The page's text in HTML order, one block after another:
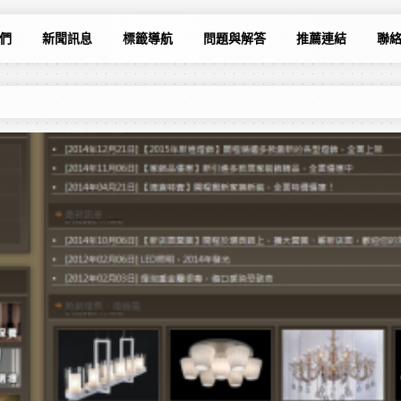
新聞訊息 標籤導航 問題與解答 推薦連結 聯